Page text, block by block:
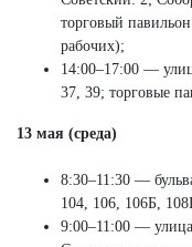
торговый
рабочих);
14:00–17:00 —
37, 39; торговые
13 мая (среда)
8:30–11:30 —
104, 106, 106Б,
9:00–11:00 —